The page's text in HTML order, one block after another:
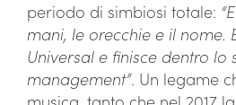
periodo di simbiosi totale:
mani, le orecchie e il nome.
Universal e finisce dentro lo
management”. Un legame